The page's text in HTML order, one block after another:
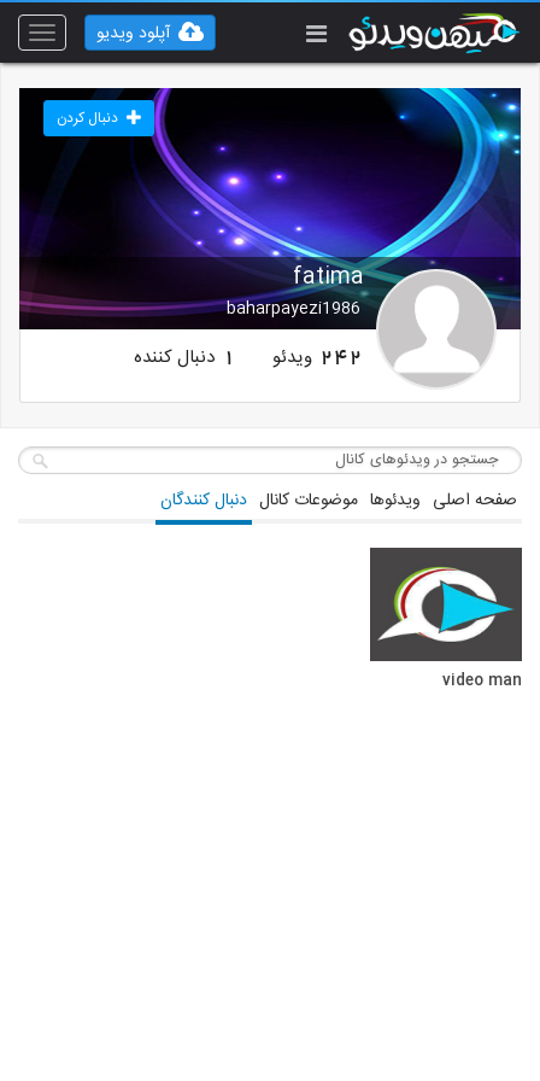
Toggle
آپلود ویدیو
fatima
baharpayezi1986
دنبال کردن
242 ویدئو 1 دنبال کننده
صفحه اصلی ویدئوها موضوعات کانال دنبال کنندگان
video man